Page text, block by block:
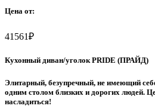
Цена от:
41561₽
Кухонный диван/уголок PRIDE (ПРАЙД)
Элитарный, безупречный, не имеющий
одним столом близких и дорогих людей.
насладиться!